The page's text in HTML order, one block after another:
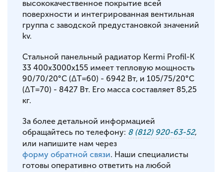
высококачественное покрытие всей
поверхности и интегрированная вентильная
группа с заводской предустановкой значений
kv.
Стальной панельный радиатор Kermi Profil-K
33 400x3000x155 имеет тепловую мощность
90/70/20°С (ΔT=60) - 6942 Вт, и 105/75/20°С
(ΔT=70) - 8427 Вт. Его масса составляет 85,25
кг.
За более детальной информацией
обращайтесь по телефону: 8 (812) 920-63-52,
или напишите нам через
форму обратной связи. Наши специалисты
готовы оперативно ответить на любой